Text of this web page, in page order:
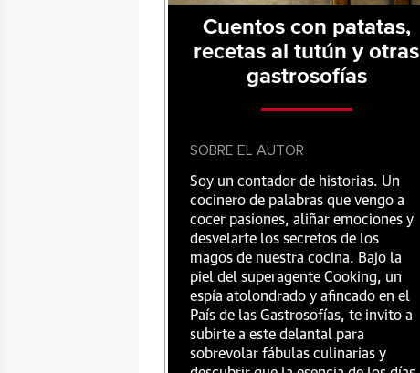
Cuentos con patatas,
recetas al tutún y otras
gastrosofías
SOBRE EL AUTOR
Soy un contador de historias. Un
cocinero de palabras que vengo a
cocer pasiones, aliñar emociones y
desvelarte los secretos de los
magos de nuestra cocina. Bajo la
piel del superagente Cooking, un
espía atolondrado y afincado en el
País de las Gastrosofías, te invito a
subirte a este delantal para
sobrevolar fábulas culinarias y